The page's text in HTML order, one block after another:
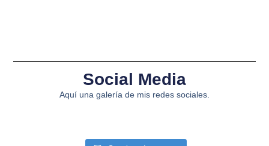
Social Media
Aquí una galería de mis redes sociales.